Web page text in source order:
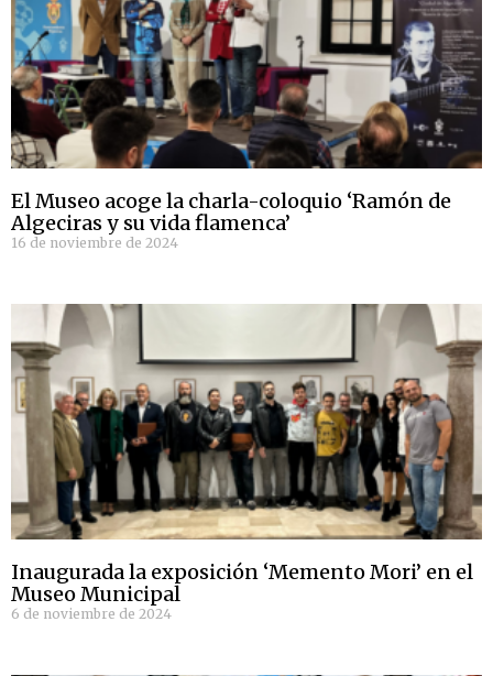
El Museo acoge la charla-coloquio ‘Ramón de
Algeciras y su vida flamenca’
16 de noviembre de 2024
Inaugurada la exposición ‘Memento Mori’ en el
Museo Municipal
6 de noviembre de 2024